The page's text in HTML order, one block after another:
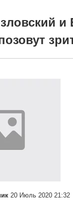
и
20 Июль 2020 21:32